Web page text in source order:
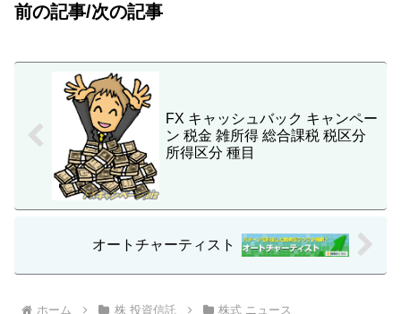
前の記事/次の記事
FX キャッシュバック キャンペー
ン 税金 雑所得 総合課税 税区分
所得区分 種目
オートチャーティスト
ホーム 株 投資信託 株式 ニュース